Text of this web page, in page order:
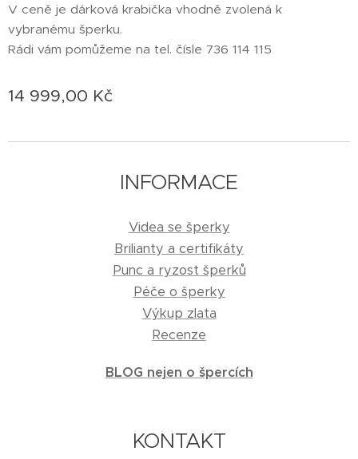
V ceně je dárková krabička vhodně zvolená k
vybranému šperku.
Rádi vám pomůžeme na tel. čísle 736 114 115
14 999,00 Kč
INFORMACE
Videa se šperky
Brilianty a certifikáty
Punc a ryzost šperků
Péče o šperky
Výkup zlata
Recenze
BLOG nejen o špercích
KONTAKT